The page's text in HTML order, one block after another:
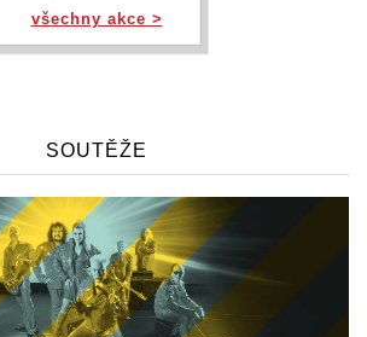
všechny akce >
SOUTĚŽE